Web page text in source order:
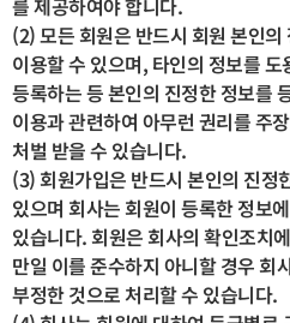
를 제공하여야 합니다.
(2) 모든 회원은 반드시 회원 본인
이용할 수 있으며, 타인의 정보를
등록하는 등 본인의 진정한 정보를
이용과 관련하여 아무런 권리를 주
처벌 받을 수 있습니다.
(3) 회원가입은 반드시 본인의 진정
있으며 회사는 회원이 등록한 정보
있습니다. 회원은 회사의 확인조치
만일 이를 준수하지 아니할 경우 회
부정한 것으로 처리할 수 있습니다.